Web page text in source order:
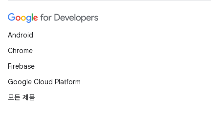
Android
Chrome
Firebase
Google Cloud Platform
모든 제품